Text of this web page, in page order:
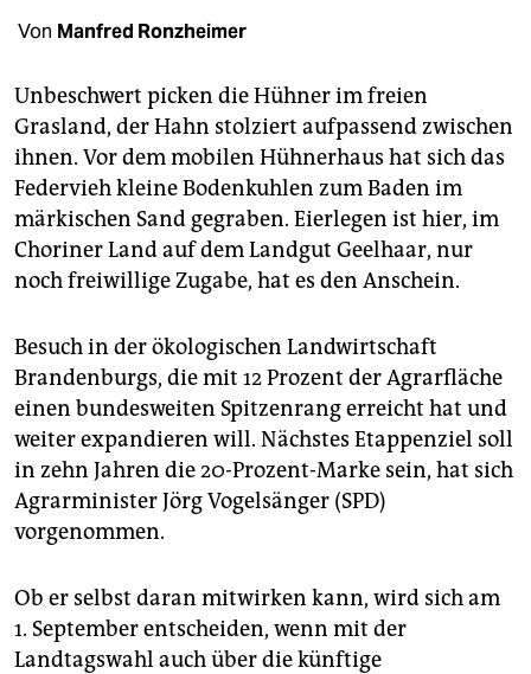
fragen & hilfe
abo
genossenschaft
epaper login
Von Manfred Ronzheimer
Unbeschwert picken die Hühner im freien
Grasland, der Hahn stolziert aufpassend zwischen
ihnen. Vor dem mobilen Hühnerhaus hat sich das
Federvieh kleine Bodenkuhlen zum Baden im
märkischen Sand gegraben. Eierlegen ist hier, im
Choriner Land auf dem Landgut Geelhaar, nur
noch freiwillige Zugabe, hat es den Anschein.
Besuch in der ökologischen Landwirtschaft
Brandenburgs, die mit 12 Prozent der Agrarfläche
einen bundesweiten Spitzenrang erreicht hat und
weiter expandieren will. Nächstes Etappenziel soll
in zehn Jahren die 20-Prozent-Marke sein, hat sich
Agrarminister Jörg Vogelsänger (SPD)
vorgenommen.
Ob er selbst daran mitwirken kann, wird sich am
1. September entscheiden, wenn mit der
Landtagswahl auch über die künftige